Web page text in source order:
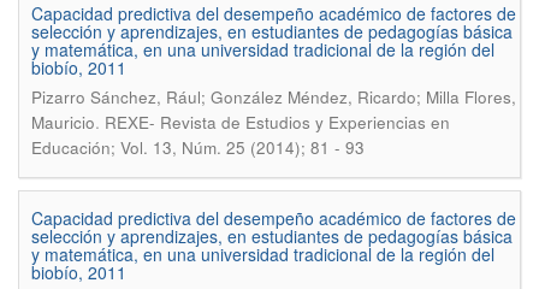
Capacidad predictiva del desempeño académico de factores de
selección y aprendizajes, en estudiantes de pedagogías básica
y matemática, en una universidad tradicional de la región del
biobío, 2011
Pizarro Sánchez, Rául; González Méndez, Ricardo; Milla Flores,
Mauricio. REXE- Revista de Estudios y Experiencias en
Educación; Vol. 13, Núm. 25 (2014); 81 - 93
Capacidad predictiva del desempeño académico de factores de
selección y aprendizajes, en estudiantes de pedagogías básica
y matemática, en una universidad tradicional de la región del
biobío, 2011